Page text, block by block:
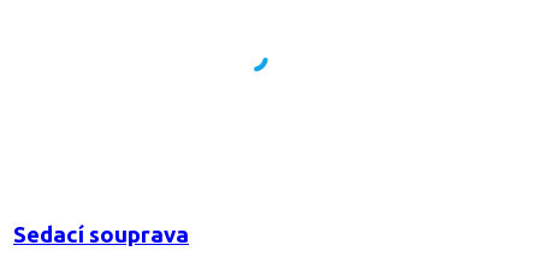
Sedací souprava